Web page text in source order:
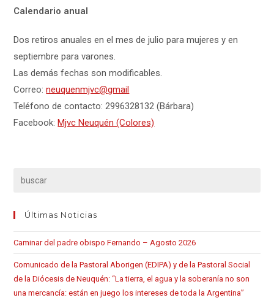
Calendario anual
Dos retiros anuales en el mes de julio para mujeres y en
septiembre para varones.
Las demás fechas son modificables.
Correo:neuquenmjvc@gmail
Teléfono de contacto: 2996328132 (Bárbara)
Facebook:Mjvc Neuquén (Colores)
Últimas Noticias
Caminar del padre obispo Fernando – Agosto 2026
Comunicado de la Pastoral Aborigen (EDIPA) y de la Pastoral Social
de la Diócesis de Neuquén: “La tierra, el agua y la soberanía no son
una mercancía: están en juego los intereses de toda la Argentina”